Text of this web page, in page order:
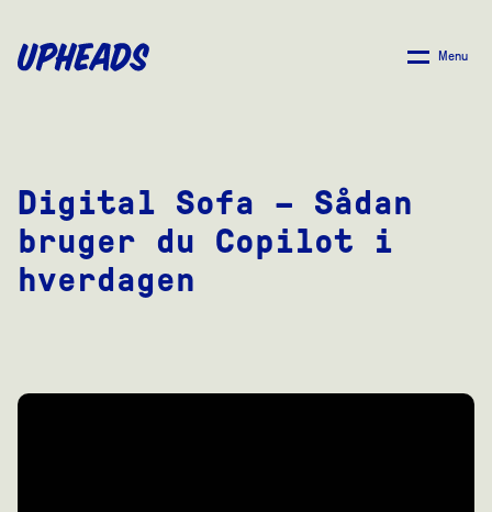
HOVEDINDHOLD
Menu
Digital Sofa – Sådan
bruger du Copilot i
hverdagen